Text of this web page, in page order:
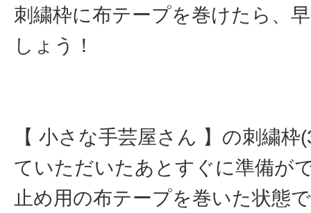
刺繍枠に布テープを巻けたら、
しょう！
【 小さな手芸屋さん 】の刺繍
ていただいたあとすぐに準備が
止め用の布テープを巻いた状態